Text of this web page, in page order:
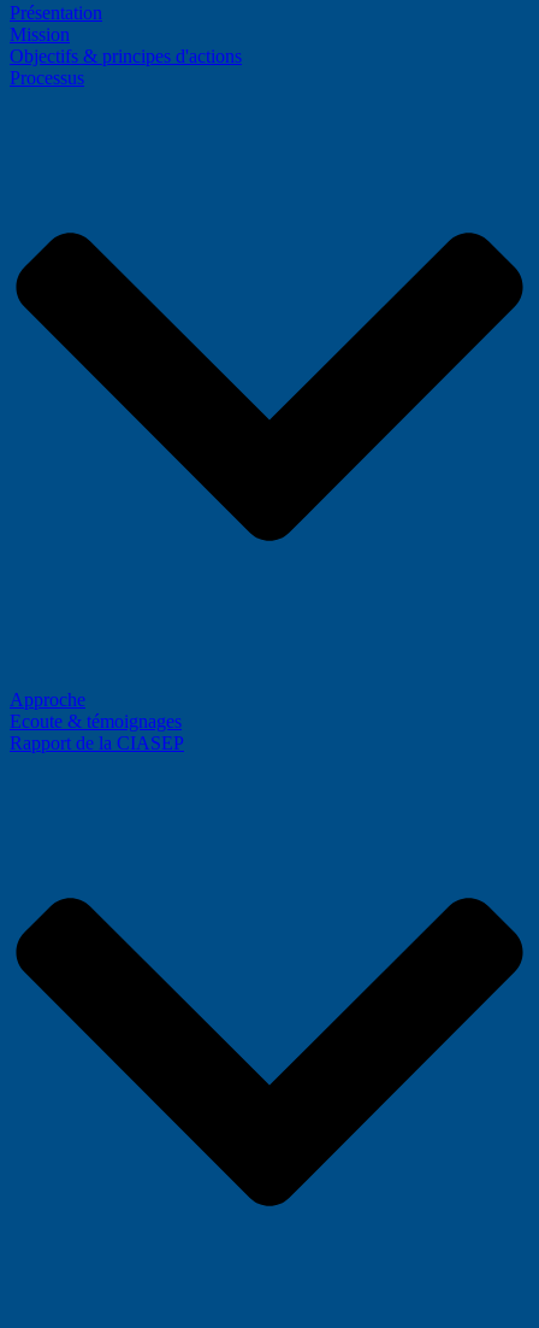
Présentation
Mission
Objectifs & principes d'actions
Processus
Approche
Ecoute & témoignages
Rapport de la CIASEP